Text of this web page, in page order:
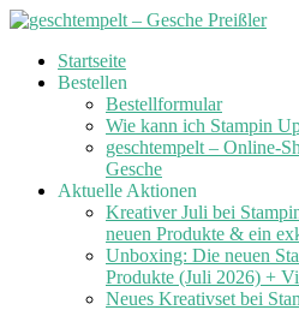
Skip
Startseite
Bestellen
Bestellformular
Wie kann ich Stampin
geschtempelt – Online-
Gesche
Aktuelle Aktionen
Kreativer Juli bei
neuen Produkte & ein
Unboxing: Die neuen
Produkte (Juli 2026) +
Neues Kreativset bei